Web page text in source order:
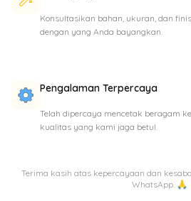
Konsultasikan bahan, ukuran, dan
dengan yang Anda bayangkan.
Pengalaman Terpercaya
Telah dipercaya mencetak beragam
kualitas yang kami jaga betul.
Terima kasih atas kepercayaan dan
WhatsApp. 🙏